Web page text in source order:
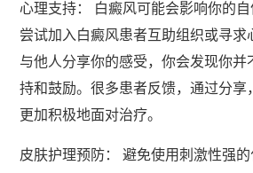
心理支持： 白癜风可能会影响你的自
尝试加入白癜风患者互助组织或寻求
与他人分享你的感受，你会发现你并
持和鼓励。很多患者反馈，通过分享
更加积极地面对治疗。
皮肤护理预防： 避免使用刺激性强的